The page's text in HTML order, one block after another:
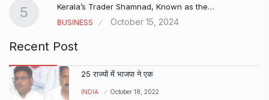
5
Kerala’s Trader Shamnad, Known as the…
BUSINESS
October 15, 2024
Recent Post
25 राज्यों में भाजपा ने एक
INDIA October 18, 2022